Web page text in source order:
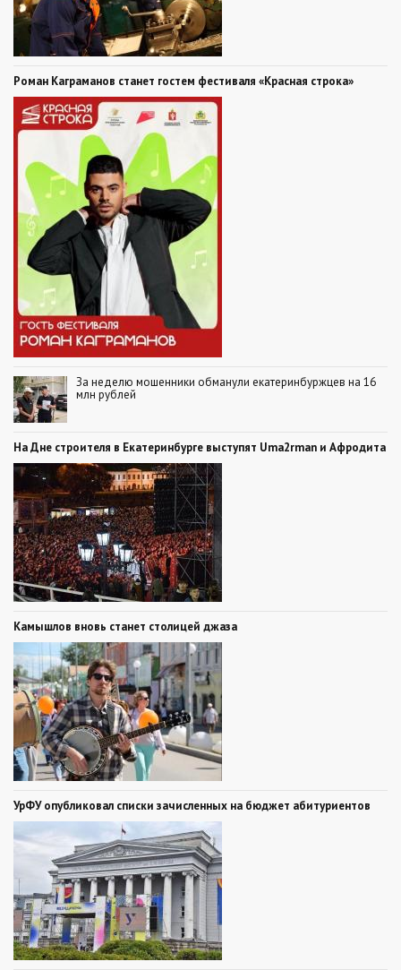
Роман Каграманов станет гостем фестиваля «Красная строка»
За неделю мошенники обманули екатеринбуржцев на 16
млн рублей
На Дне строителя в Екатеринбурге выступят Uma2rman и Афродита
Камышлов вновь станет столицей джаза
УрФУ опубликовал списки зачисленных на бюджет абитуриентов